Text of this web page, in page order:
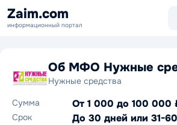
Zaim.com
информационный портал
Об МФО Нужные
Нужные средства
Сумма
От 1 000 до 100 000
Срок До 30 дней или 31-